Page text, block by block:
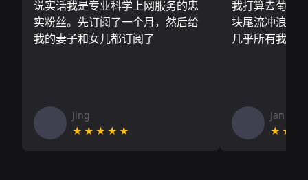
说实话我是专业科学上网服务的忠
实粉丝。先订阅了一个月，然后给
我的妻子和女儿都订阅了
Jing
★★★★★
我打算去葡萄
块尾流冲浪板
几乎所有我需
Jan V